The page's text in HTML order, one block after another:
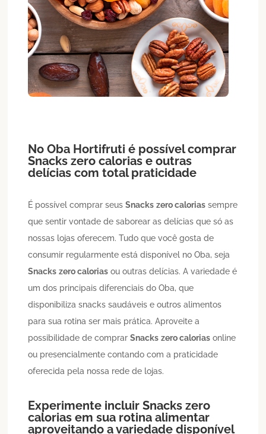
No Oba Hortifruti é possível comprar
Snacks zero calorias e outras
delícias com total praticidade
É possível comprar seusSnacks zero calorias sempre
que sentir vontade de saborear as delícias que só as
nossas lojas oferecem. Tudo que você gosta de
consumir regularmente está disponível no Oba, seja
Snacks zero calorias ou outras delícias. A variedade é
um dos principais diferenciais do Oba, que
disponibiliza snacks saudáveis e outros alimentos
para sua rotina ser mais prática. Aproveite a
possibilidade de comprarSnacks zero calorias online
ou presencialmente contando com a praticidade
oferecida pela nossa rede de lojas.
Experimente incluirSnacks zero
calorias em sua rotina alimentar
aproveitando a variedade disponível